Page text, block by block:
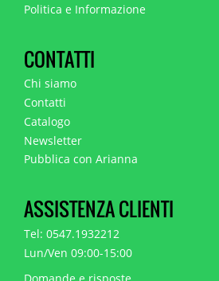
Politica e Informazione
CONTATTI
Chi siamo
Contatti
Catalogo
Newsletter
Pubblica con Arianna
ASSISTENZA CLIENTI
Tel: 0547.1932212
Lun/Ven 09:00-15:00
Domande e risposte